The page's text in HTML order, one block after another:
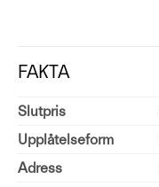
FAKTA
Slutpris
Upplåtelseform
Adress